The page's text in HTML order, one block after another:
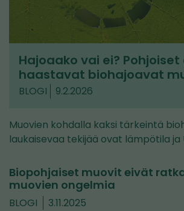
Hajoaako vai ei?
haastavat biohajoavat
BLOGI 9.2.2026
Muovien kohdalla kaksi tärkeintä
laukaisevaa tekijää ovat lämpötila ja
Biopohjaiset muovit eivät
muovien ongelmia
BLOGI 3.11.2025